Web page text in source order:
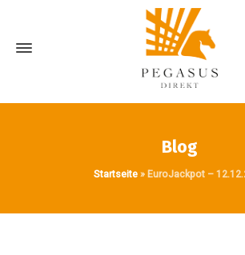
Blog
Startseite»EuroJackpot –